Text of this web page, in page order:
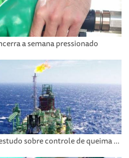
a semana pressionado
sobre controle de queima ...